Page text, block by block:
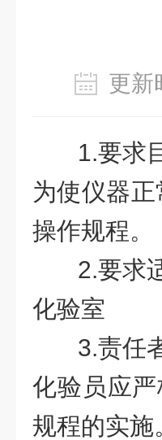
更
1.要求
为使仪器
操作规程。
2.要求
化验室
3.责任
化验员应
规程的实施